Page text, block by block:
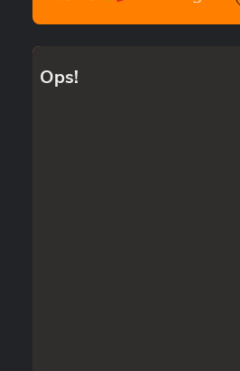
Ops!